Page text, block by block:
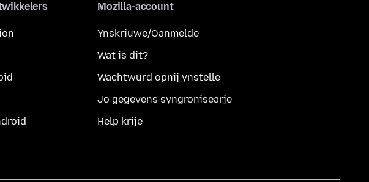
Mozilla-account
Ynskriuwe/Oanmelde
Wat is dit?
Wachtwurd opnij ynstelle
Jo gegevens syngronisearje
Help krije